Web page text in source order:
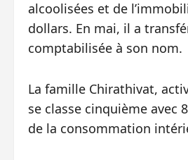
alcoolisées et de
dollars. En mai, il a
comptabilisée à son nom.
La famille Chirathivat,
se classe cinquième avec
de la consommation